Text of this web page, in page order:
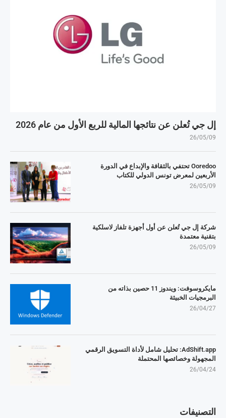
إل جي تُعلن عن نتائجها المالية للربع الأول من عام 2026
26/05/09
Ooredoo تحتفي بالثقافة والإبداع في الدورة
الأربعين لمعرض تونس الدولي للكتاب
26/05/09
شركة إل جي تُعلن عن أول أجهزة تلفاز لاسلكية
بتقنية معتمدة
26/05/09
مايكروسوفت: ويندوز 11 حصين بذاته من
البرمجيات الخبيثة
26/04/27
AdShift.app: تحليل شامل لأداة التسويق الرقمي
المجهولة وخصائصها المحتملة
26/04/24
التصنيفات